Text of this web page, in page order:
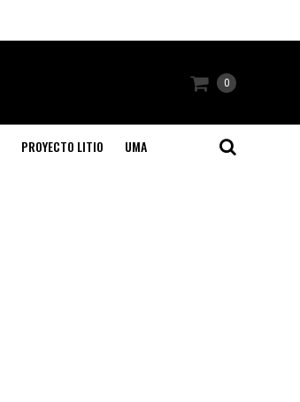
0
PROYECTO LITIO UMA